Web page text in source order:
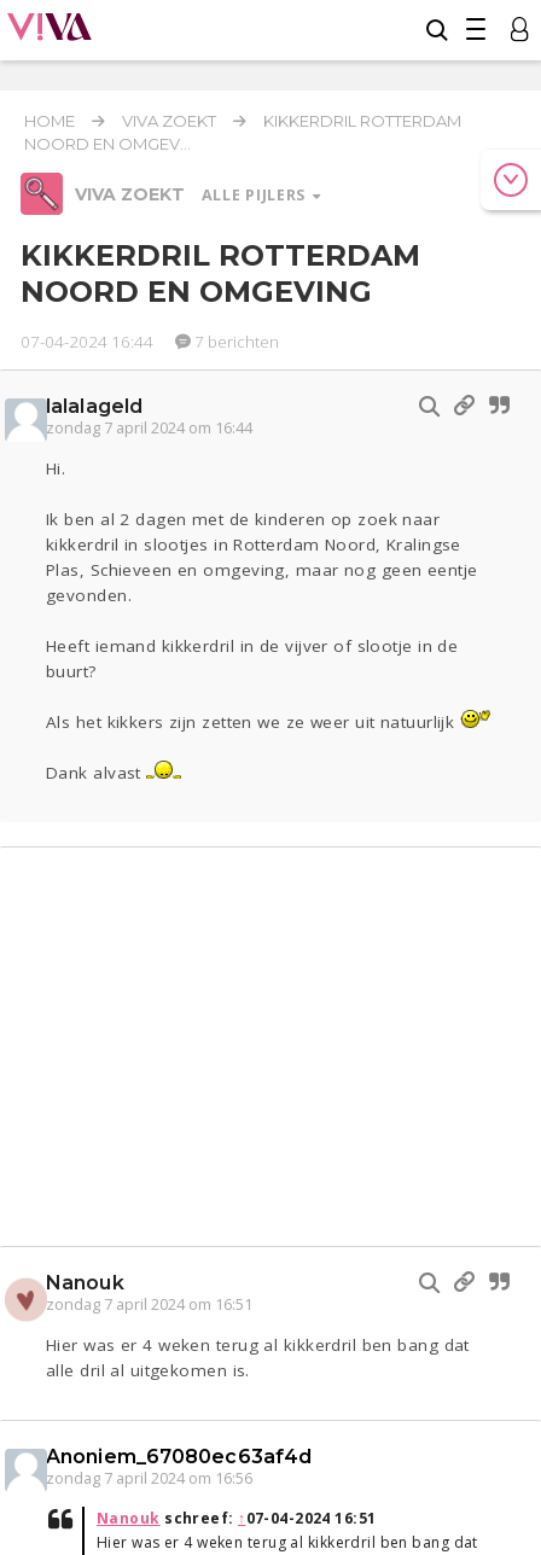
HOME VIVA ZOEKT
KIKKERDRIL ROTTERDAM
NOORD EN OMGEV...
VIVA ZOEKT ALLE PIJLERS
Werk & Studie Geld & Recht
Seks
Actueel
Oekraïne Entertainment
Kinderen
Digi Eten Mode & Beauty
Zwanger Psyche
Thuis Klussen
Sport
Gevraagd
KIKKERDRIL ROTTERDAM
NOORD EN OMGEVING
07-04-2024 16:44 7 berichten
lalalageld
zondag 7 april 2024 om 16:44
Hi.
Ik ben al 2 dagen met de kinderen op zoek naar
kikkerdril in slootjes in Rotterdam Noord, Kralingse
Plas, Schieveen en omgeving, maar nog geen eentje
gevonden.
Heeft iemand kikkerdril in de vijver of slootje in de
buurt?
Als het kikkers zijn zetten we ze weer uit natuurlijk
Dank alvast
Nanouk
zondag 7 april 2024 om 16:51
Hier was er 4 weken terug al kikkerdril ben bang dat
alle dril al uitgekomen is.
Anoniem_67080ec63af4d
zondag 7 april 2024 om 16:56
Nanouk schreef: ↑07-04-2024 16:51
Hier was er 4 weken terug al kikkerdril ben bang dat